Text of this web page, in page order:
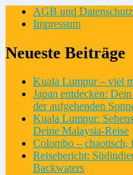
AGB und Datenschutz
Impressum
Neueste Beiträge
Kuala Lumpur – viel
Japan entdecken:
der aufgehenden
Kuala Lumpur:
Deine Malaysia-Reise
Colombo – chaotisch,
Reisebericht:
Backwaters